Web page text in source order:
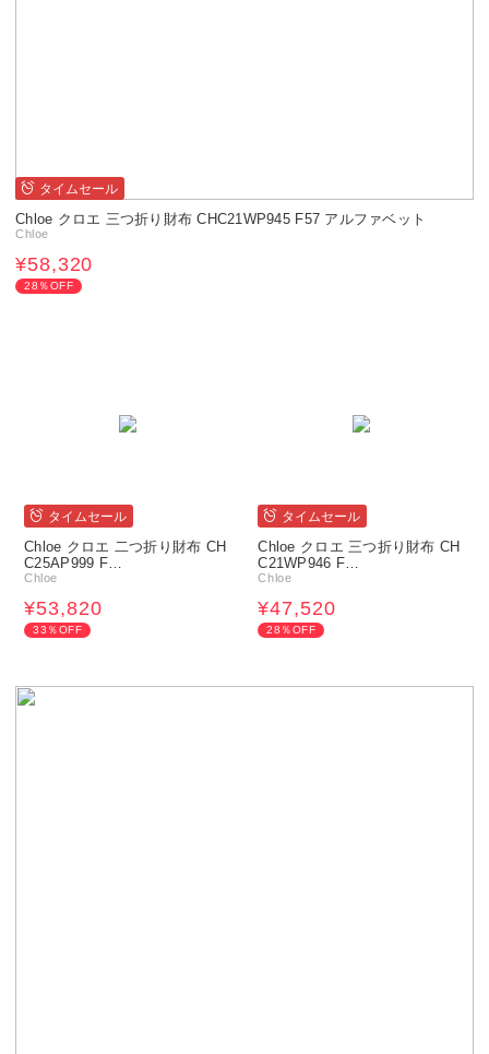
タイムセール
Chloe クロエ 三つ折り財布 CHC21WP945 F57 アルファベット
Chloe
¥58,320
28％OFF
タイムセール
Chloe クロエ 二つ折り財布 CH
C25AP999 F…
Chloe
¥53,820
33％OFF
タイムセール
Chloe クロエ 三つ折り財布 CH
C21WP946 F…
Chloe
¥47,520
28％OFF